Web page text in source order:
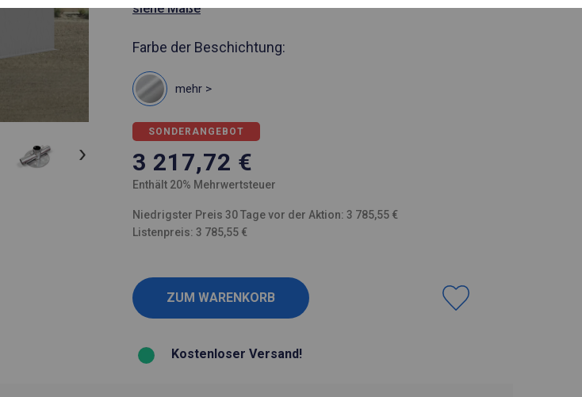
siehe Maße
Farbe der Beschichtung:
mehr >
SONDERANGEBOT
3 217,72 €
Enthält 20% Mehrwertsteuer
Niedrigster Preis 30 Tage vor der Aktion: 3 785,55 €
Listenpreis: 3 785,55 €
Kostenloser Versand!